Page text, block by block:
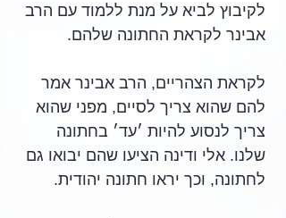
לקיבוץ לביא על מנת ללמוד עם הרב
אבינר לקראת החתונה שלהם.
לקראת הצהריים, הרב אבינר אמר
להם שהוא צריך לסיים, מפני שהוא
צריך לנסוע להיות ׳עד׳ בחתונה
שלנו. אלי ודינה הציעו שהם יבואו גם
לחתונה, וכך יראו חתונה יהודית.